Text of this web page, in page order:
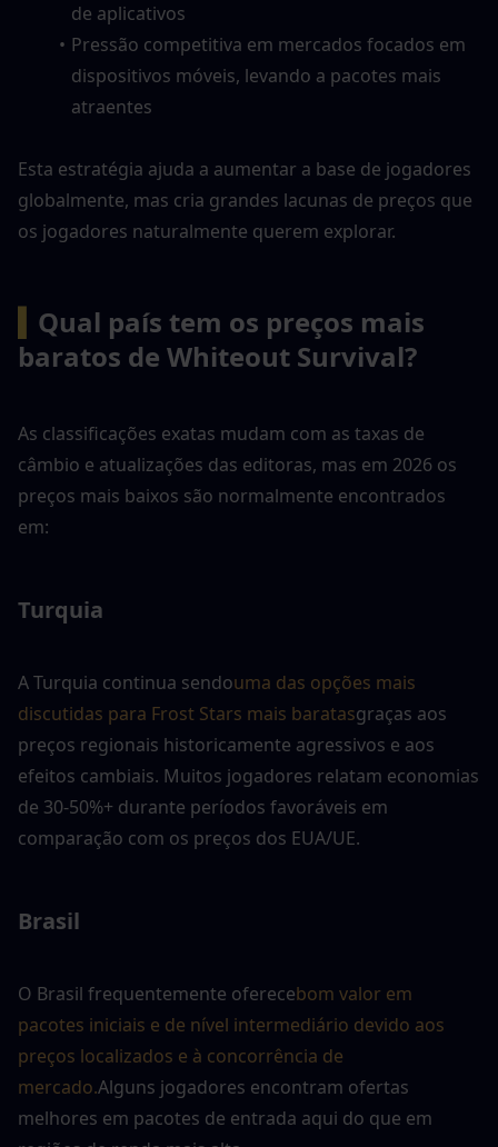
de aplicativos
Pressão competitiva em mercados focados em
dispositivos móveis, levando a pacotes mais
atraentes
Esta estratégia ajuda a aumentar a base de jogadores
globalmente, mas cria grandes lacunas de preços que
os jogadores naturalmente querem explorar.
Qual país tem os preços mais
baratos de Whiteout Survival?
As classificações exatas mudam com as taxas de
câmbio e atualizações das editoras, mas em 2026 os
preços mais baixos são normalmente encontrados
em:
Turquia
A Turquia continua sendouma das opções mais
discutidas para Frost Stars mais baratasgraças aos
preços regionais historicamente agressivos e aos
efeitos cambiais. Muitos jogadores relatam economias
de 30-50%+ durante períodos favoráveis em
comparação com os preços dos EUA/UE.
Brasil
O Brasil frequentemente oferecebom valor em
pacotes iniciais e de nível intermediário devido aos
preços localizados e à concorrência de
mercado.Alguns jogadores encontram ofertas
melhores em pacotes de entrada aqui do que em